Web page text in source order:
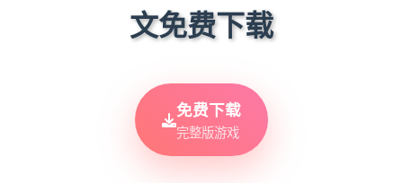
文免费下载
免费下载
完整版游戏